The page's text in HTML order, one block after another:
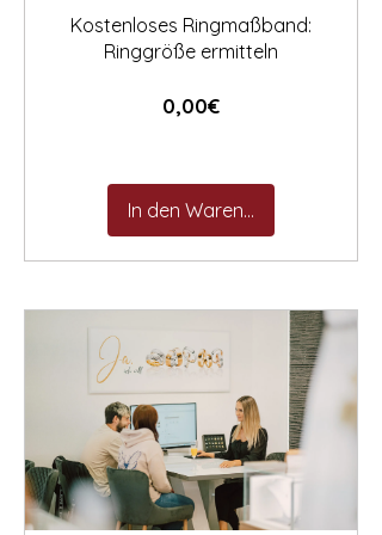
Kostenloses Ringmaßband:
Ringgröße ermitteln
0,00€Preis
In den Warenkorb